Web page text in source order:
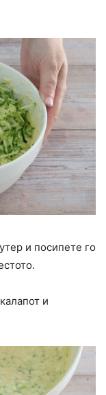
и посипете го
и